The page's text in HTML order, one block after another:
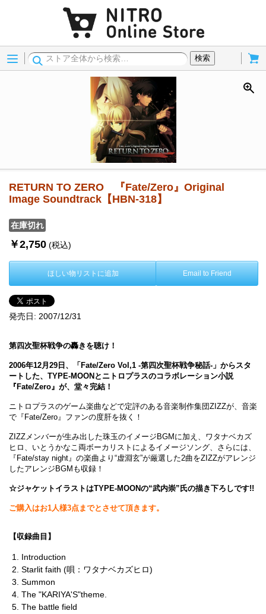
Menu
検索
RETURN TO ZERO 『Fate/Zero』Original
Image Soundtrack【HBN-318】
在庫切れ
￥2,750 (税込)
ほしい物リストに追加 Email to Friend
発売日: 2007/12/31
第四次聖杯戦争の轟きを聴け！
2006年12月29日、「Fate/Zero Vol,1 -第四次聖杯戦争秘話-」からスタ
ートした、TYPE-MOONとニトロプラスのコラボレーション小説
『Fate/Zero』が、堂々完結！
ニトロプラスのゲーム楽曲などで定評のある音楽制作集団ZIZZが、音楽
で『Fate/Zero』ファンの度肝を抜く！
ZIZZメンバーが生み出した珠玉のイメージBGMに加え、ワタナベカズ
ヒロ、いとうかなこ両ボーカリストによるイメージソング、さらには、
『Fate/stay night』の楽曲より“虚淵玄”が厳選した2曲をZIZZがアレンジ
したアレンジBGMも収録！
☆ジャケットイラストはTYPE-MOONの“武内崇”氏の描き下ろしです!!
ご購入はお1人様3点までとさせて頂きます。
【収録曲目】
Introduction
Starlit faith (唄：ワタナベカズヒロ)
Summon
The "KARIYA'S"theme.
The battle field